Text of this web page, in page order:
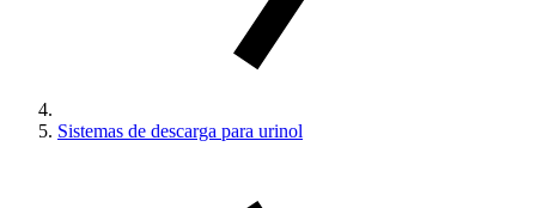
Sistemas de descarga para urinol